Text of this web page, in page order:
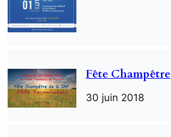
Fête Champêtre
30 juin 2018